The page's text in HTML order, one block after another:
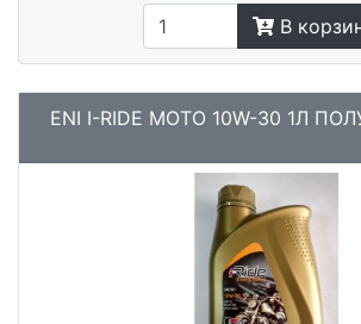
В
ENI I-RIDE MOTO 10W-30 1Л